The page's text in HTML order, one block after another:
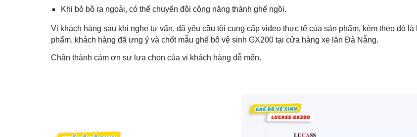
Khi bỏ bô ra ngoài, có thể chuyển đôi công năng thành ghế ngồi.
Vị khách hàng sau khi nghe tư vấn, đã yêu cầu tôi cung cấp video thực tế của sản phẩm, kèm theo đó
phẩm, khách hàng đã ưng ý và chốt mẫu ghế bô vệ sinh GX200 tại cửa hàng xe lăn Đà Nẵng.
Chân thành cám ơn sự lựa chọn của vị khách hàng dễ mến.